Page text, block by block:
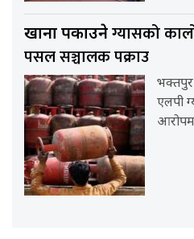
खाना पकाउनेग्यासको
पसल सञ्चालक पक्राउ
एलपी